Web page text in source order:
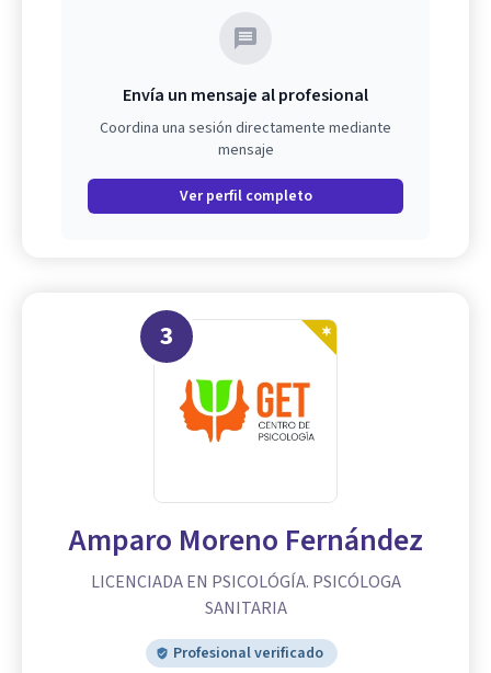
Envía un mensaje al profesional
Coordina una sesión directamente mediante
mensaje
Ver perfil completo
3
Amparo Moreno Fernández
LICENCIADA EN PSICOLÓGÍA. PSICÓLOGA
SANITARIA
Profesional verificado